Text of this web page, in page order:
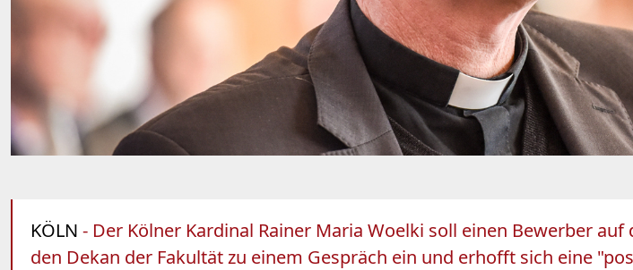
KÖLN - Der Kölner Kardinal Rainer Maria Woelki soll einen Bewerber
den Dekan der Fakultät zu einem Gespräch ein und erhofft sich eine